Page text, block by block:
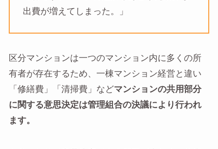
出費が増えてしまった。」
区分マンションは一つのマンション内に多くの所
有者が存在するため、一棟マンション経営と違い
「修繕費」「清掃費」などマンションの共用部分
に関する意思決定は管理組合の決議により行われ
ます。